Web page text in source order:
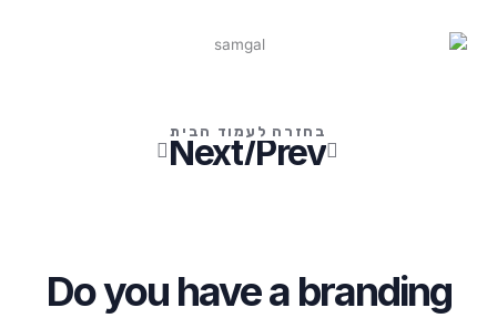
בחזרה לעמוד הבית
קודם
Prev/
Nextהבא
Do you have a branding